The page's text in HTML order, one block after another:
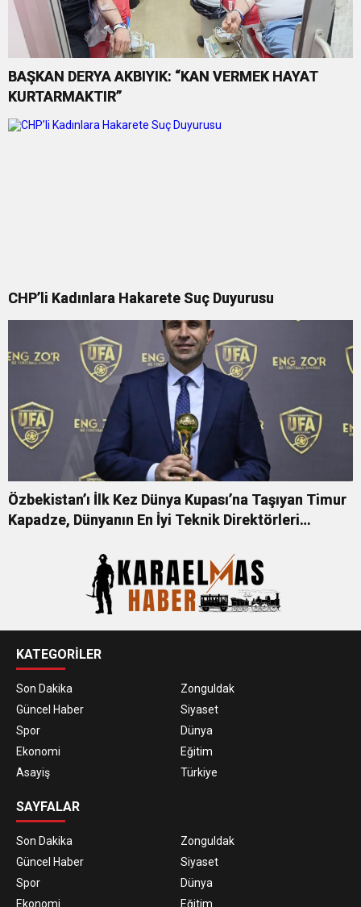
BAŞKAN DERYA AKBIYIK: “KAN VERMEK HAYAT
KURTARMAKTIR”
CHP’li Kadınlara Hakarete Suç Duyurusu
Özbekistan’ı İlk Kez Dünya Kupası’na Taşıyan Timur
Kapadze, Dünyanın En İyi Teknik Direktörleri
KATEGORİLER
Son Dakika
Zonguldak
Güncel Haber
Siyaset
Spor
Dünya
Ekonomi
Eğitim
Asayiş
Türkiye
SAYFALAR
Son Dakika
Zonguldak
Güncel Haber
Siyaset
Spor
Dünya
Ekonomi
Eğitim